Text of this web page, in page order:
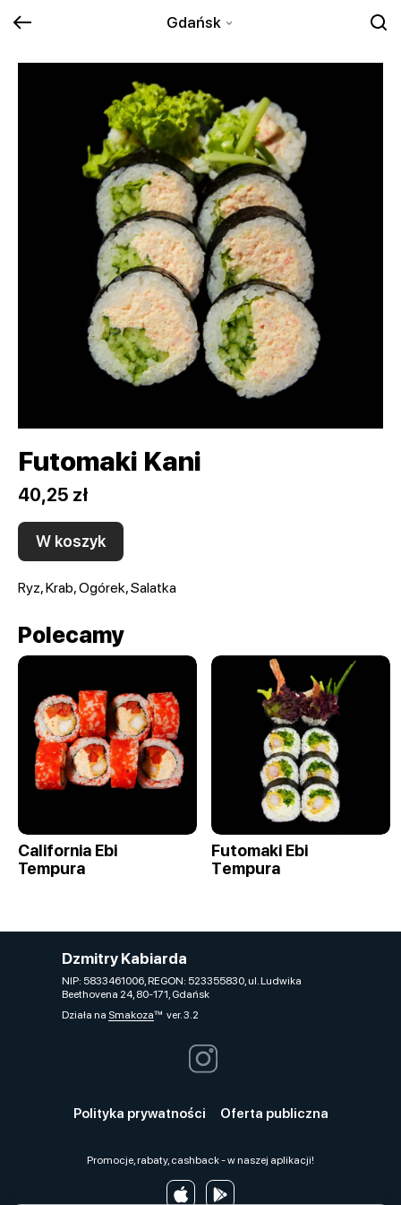
Gdańsk
Futomaki Kani
40,25 zł
W koszyk
Ryz, Krab, Ogórek, Salatka
Polecamy
California Ebi
Tempura
Futomaki Ebi
Tеmpura
Dzmitry Kabiarda
NIP: 5833461006, REGON: 523355830, ul. Ludwika
Beethovena 24, 80-171, Gdańsk
Działa na Smakozaver. 3.2
Polityka prywatności Oferta publiczna
Promocje, rabaty, cashback - w naszej aplikacji!